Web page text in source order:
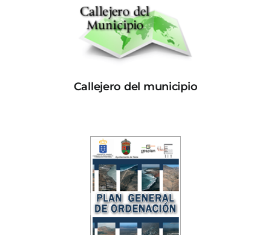
Callejero del municipio